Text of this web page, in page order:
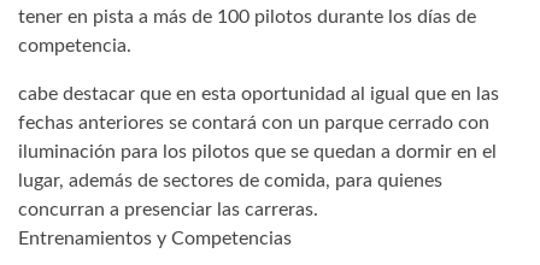
tener en pista a más de 100 pilotos durante los días de
competencia.
cabe destacar que en esta oportunidad al igual que en las
fechas anteriores se contará con un parque cerrado con
iluminación para los pilotos que se quedan a dormir en el
lugar, además de sectores de comida, para quienes
concurran a presenciar las carreras.
Entrenamientos y Competencias